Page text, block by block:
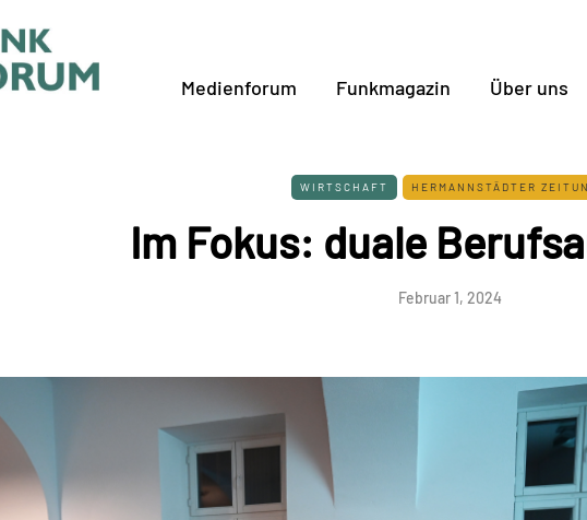
Medienforum Funkmagazin Über uns
WIRTSCHAFT HERMANNSTÄDTER
Im Fokus: duale
Februar 1, 2024